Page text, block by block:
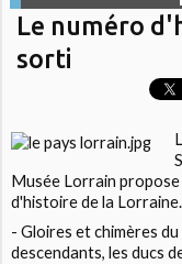
Le numéro
sorti
Musée Lorrain propose
d'histoire de la
- Gloires et chimères
descendants, les ducs